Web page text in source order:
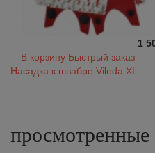
1
В корзину Быстрый заказ
Насадка к швабре Vileda XL
просмотренные